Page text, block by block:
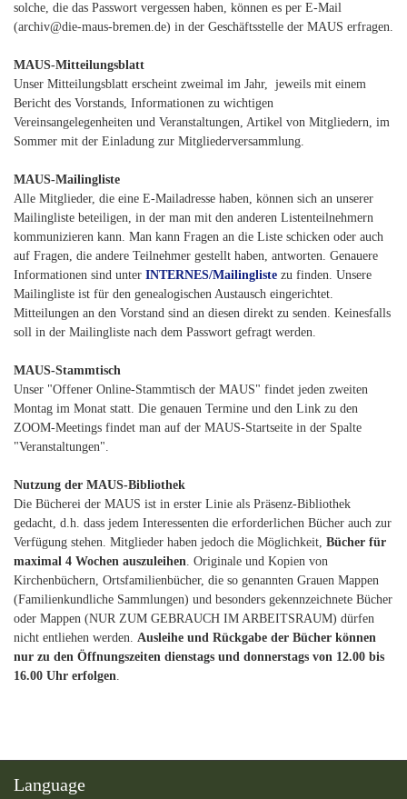
solche, die das Passwort vergessen haben, können es per E-Mail
(archiv@die-maus-bremen.de) in der Geschäftsstelle der MAUS erfragen.
MAUS-Mitteilungsblatt
Unser Mitteilungsblatt erscheint zweimal im Jahr, jeweils mit einem
Bericht des Vorstands, Informationen zu wichtigen
Vereinsangelegenheiten und Veranstaltungen, Artikel von Mitgliedern, im
Sommer mit der Einladung zur Mitgliederversammlung.
MAUS-Mailingliste
Alle Mitglieder, die eine E-Mailadresse haben, können sich an unserer
Mailingliste beteiligen, in der man mit den anderen Listenteilnehmern
kommunizieren kann. Man kann Fragen an die Liste schicken oder auch
auf Fragen, die andere Teilnehmer gestellt haben, antworten. Genauere
Informationen sind unter INTERNES/Mailingliste zu finden. Unsere
Mailingliste ist für den genealogischen Austausch eingerichtet.
Mitteilungen an den Vorstand sind an diesen direkt zu senden. Keinesfalls
soll in der Mailingliste nach dem Passwort gefragt werden.
MAUS-Stammtisch
Unser "Offener Online-Stammtisch der MAUS" findet jeden zweiten
Montag im Monat statt. Die genauen Termine und den Link zu den
ZOOM-Meetings findet man auf der MAUS-Startseite in der Spalte
"Veranstaltungen".
Nutzung der MAUS-Bibliothek
Die Bücherei der MAUS ist in erster Linie als Präsenz-Bibliothek
gedacht, d.h. dass jedem Interessenten die erforderlichen Bücher auch zur
Verfügung stehen. Mitglieder haben jedoch die Möglichkeit, Bücher für
maximal 4 Wochen auszuleihen. Originale und Kopien von
Kirchenbüchern, Ortsfamilienbücher, die so genannten Grauen Mappen
(Familienkundliche Sammlungen) und besonders gekennzeichnete Bücher
oder Mappen (NUR ZUM GEBRAUCH IM ARBEITSRAUM) dürfen
nicht entliehen werden. Ausleihe und Rückgabe der Bücher können
nur zu den Öffnungszeiten dienstags und donnerstags von 12.00 bis
16.00 Uhr erfolgen.
Language